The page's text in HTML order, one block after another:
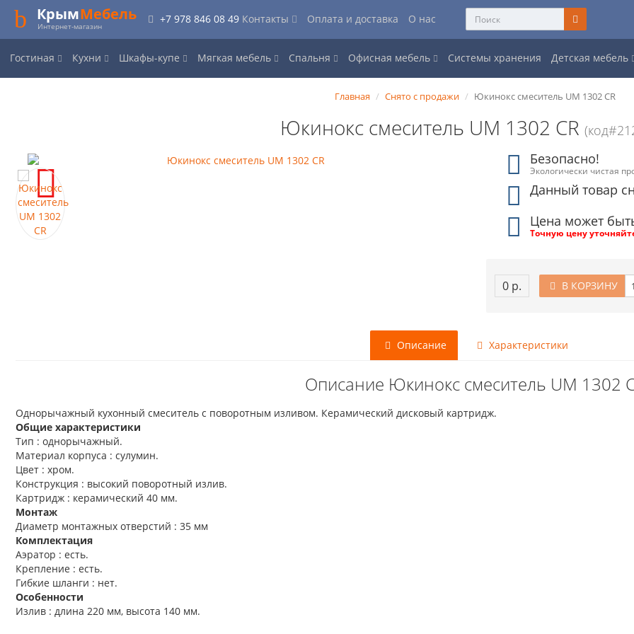
КрымМебель
Интернет-магазин
+7 978 846 08 49 Контакты Оплата и доставка О нас
Гостиная Кухни Шкафы-купе Мягкая мебель Спальня Офисная мебель Системы хранения Детская мебель
Главная Снято с продажи Юкинокс смеситель UM 1302 CR
Юкинокс смеситель UM 1302 CR
Безопасно!
Экологически чистая
Данный товар
Цена может
Точную цену
0 р. В КОРЗИНУ
Описание Характеристики
Описание Юкинокс смеситель UM 1302
Однорычажный кухонный смеситель с поворотным изливом. Керамический дисковый картридж.
Общие характеристики
Тип : однорычажный.
Материал корпуса : сулумин.
Цвет : хром.
Конструкция : высокий поворотный излив.
Картридж : керамический 40 мм.
Монтаж
Диаметр монтажных отверстий : 35 мм
Комплектация
Аэратор : есть.
Крепление : есть.
Гибкие шланги : нет.
Особенности
Излив : длина 220 мм, высота 140 мм.